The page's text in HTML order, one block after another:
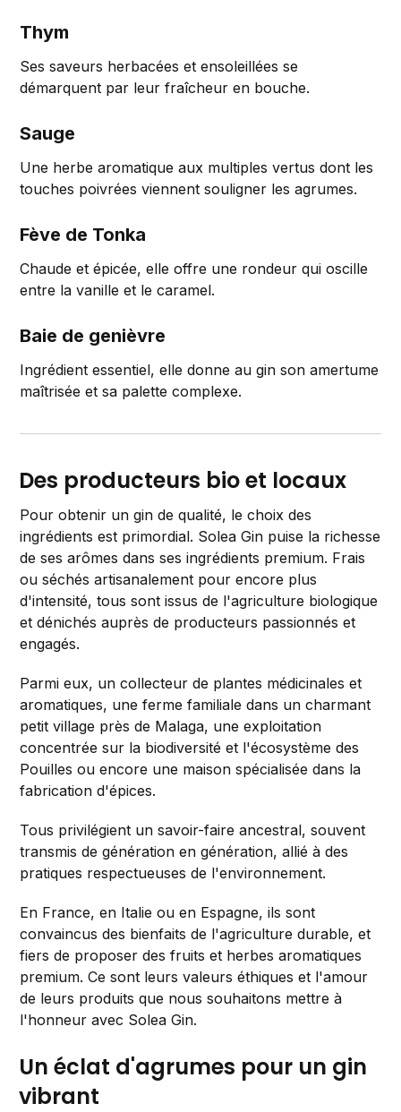
Thym
Ses saveurs herbacées et ensoleillées se
démarquent par leur fraîcheur en bouche.
Sauge
Une herbe aromatique aux multiples vertus dont les
touches poivrées viennent souligner les agrumes.
Fève de Tonka
Chaude et épicée, elle offre une rondeur qui oscille
entre la vanille et le caramel.
Baie de genièvre
Ingrédient essentiel, elle donne au gin son amertume
maîtrisée et sa palette complexe.
Des producteurs bio et locaux
Pour obtenir un gin de qualité, le choix des
ingrédients est primordial. Solea Gin puise la richesse
de ses arômes dans ses ingrédients premium. Frais
ou séchés artisanalement pour encore plus
d'intensité, tous sont issus de l'agriculture biologique
et dénichés auprès de producteurs passionnés et
engagés.
Parmi eux, un collecteur de plantes médicinales et
aromatiques, une ferme familiale dans un charmant
petit village près de Malaga, une exploitation
concentrée sur la biodiversité et l'écosystème des
Pouilles ou encore une maison spécialisée dans la
fabrication d'épices.
Tous privilégient un savoir-faire ancestral, souvent
transmis de génération en génération, allié à des
pratiques respectueuses de l'environnement.
En France, en Italie ou en Espagne, ils sont
convaincus des bienfaits de l'agriculture durable, et
fiers de proposer des fruits et herbes aromatiques
premium. Ce sont leurs valeurs éthiques et l'amour
de leurs produits que nous souhaitons mettre à
l'honneur avec Solea Gin.
Un éclat d'agrumes pour un gin
vibrant